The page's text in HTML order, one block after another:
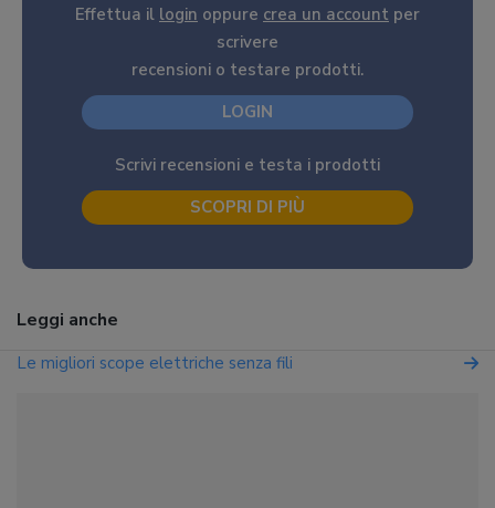
Effettua il login oppure crea un account per
scrivere
recensioni o testare prodotti.
LOGIN
Scrivi recensioni e testa i prodotti
SCOPRI DI PIÙ
Leggi anche
Le migliori scope elettriche senza fili